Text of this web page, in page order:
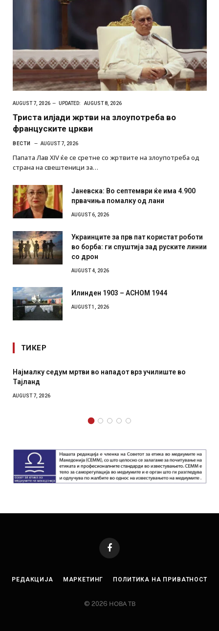
AUGUST 7, 2026 UPDATED: AUGUST 8, 2026
Триста илјади жртви на злоупотреба во
француските цркви
ВЕСТИ AUGUST 7, 2026
Папата Лав XIV ќе се сретне со жртвите на злоупотреба од
страна на свештеници за…
Јаневска: Во септември ќе има 4.900
првачиња помалку од лани
AUGUST 6, 2026
Украинците за прв пат користат роботи
во борба: ги спуштија зад руските линии
со дрон
AUGUST 4, 2026
Илинден 1903 – АСНОМ 1944
AUGUST 1, 2026
ТИКЕР
седум мртви во нападот врз училиште во
СОЗИС:
Facebook
РЕДАКЦИЈА МАРКЕТИНГ ПОЛИТИКА НА ПРИВАТНОСТ
© 2026 НОВА ТВ